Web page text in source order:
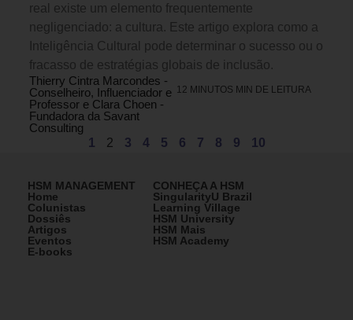
real existe um elemento frequentemente
negligenciado: a cultura. Este artigo explora como a
Inteligência Cultural pode determinar o sucesso ou o
fracasso de estratégias globais de inclusão.
Thierry Cintra Marcondes -
Conselheiro, Influenciador e
Professor e Clara Choen -
Fundadora da Savant
Consulting
12 MINUTOS MIN DE LEITURA
1 2 3 4 5 6 7 8 9 10
HSM MANAGEMENT
Home
Colunistas
Dossiês
Artigos
Eventos
E-books
CONHEÇA A HSM
SingularityU Brazil
Learning Village
HSM University
HSM Mais
HSM Academy